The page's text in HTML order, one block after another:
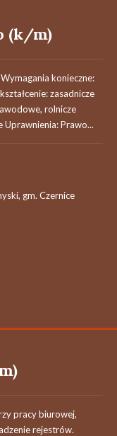
(k/m)
konieczne:
zasadnicze
rolnicze
Uprawnienia: Prawo...
gm. Czernice
pracy biurowej,
rejestrów.